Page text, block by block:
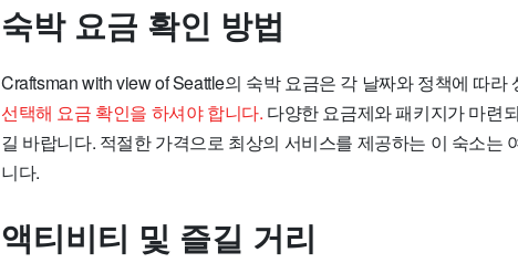
숙박 요금 확인 방법
Craftsman with view of Seattle의 숙박 요금은 각 날짜와 정책에 따라
선택해 요금 확인을 하셔야 합니다. 다양한 요금제와 패키지가 마련
길 바랍니다. 적절한 가격으로 최상의 서비스를 제공하는 이 숙소는
니다.
액티비티 및 즐길 거리